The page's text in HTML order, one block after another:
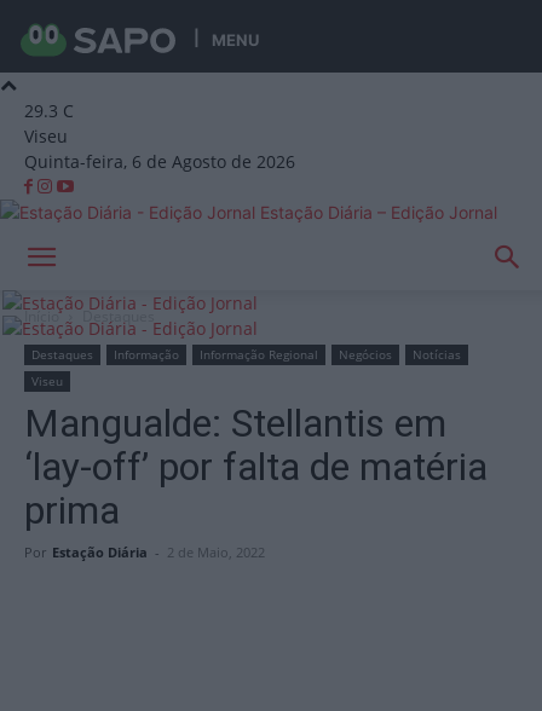
MENU
29.3 C
Viseu
Quinta-feira, 6 de Agosto de 2026
Estação Diária – Edição Jornal
Início Destaques
Destaques Informação Informação Regional Negócios
Notícias
Viseu
Mangualde: Stellantis em
‘lay-off’ por falta de matéria
prima
Por Estação Diária - 2 de Maio, 2022